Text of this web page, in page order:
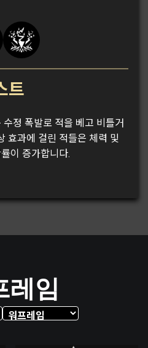
트
정 폭발로 적을 베고 비틀거
효과에 걸린 적들은 체력 및
이 증가합니다.
레임